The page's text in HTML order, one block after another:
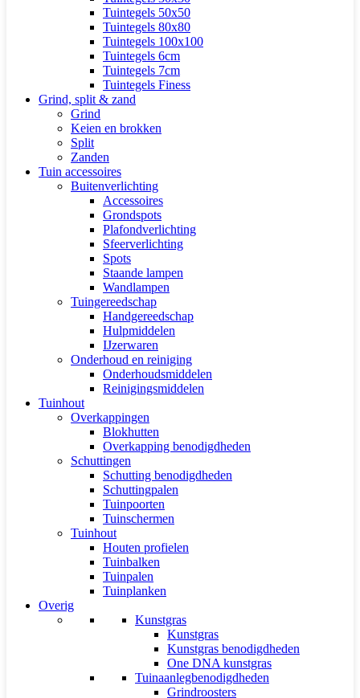
Tuintegels 50x50
Tuintegels 80x80
Tuintegels 100x100
Tuintegels 6cm
Tuintegels 7cm
Tuintegels Finess
Grind, split & zand
Grind
Keien en brokken
Split
Zanden
Tuin accessoires
Buitenverlichting
Accessoires
Grondspots
Plafondverlichting
Sfeerverlichting
Spots
Staande lampen
Wandlampen
Tuingereedschap
Handgereedschap
Hulpmiddelen
IJzerwaren
Onderhoud en reiniging
Onderhoudsmiddelen
Reinigingsmiddelen
Tuinhout
Overkappingen
Blokhutten
Overkapping benodigdheden
Schuttingen
Schutting benodigdheden
Schuttingpalen
Tuinpoorten
Tuinschermen
Tuinhout
Houten profielen
Tuinbalken
Tuinpalen
Tuinplanken
Overig
Kunstgras
Kunstgras
Kunstgras benodigdheden
One DNA kunstgras
Tuinaanlegbenodigdheden
Grindroosters